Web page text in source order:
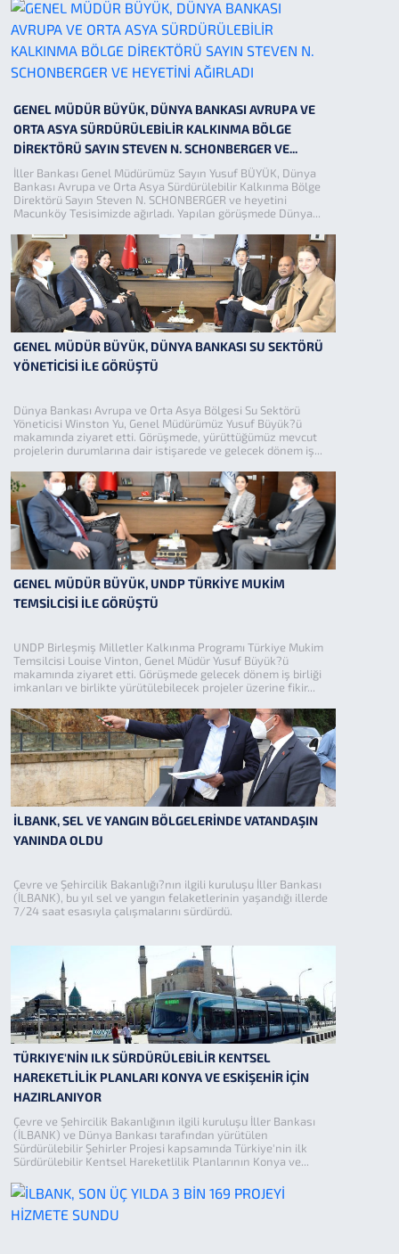
GENEL MÜDÜR BÜYÜK, DÜNYA BANKASI AVRUPA VE
ORTA ASYA SÜRDÜRÜLEBİLİR KALKINMA BÖLGE
DİREKTÖRÜ SAYIN STEVEN N. SCHONBERGER VE...
İller Bankası Genel Müdürümüz Sayın Yusuf BÜYÜK, Dünya
Bankası Avrupa ve Orta Asya Sürdürülebilir Kalkınma Bölge
Direktörü Sayın Steven N. SCHONBERGER ve heyetini
Macunköy Tesisimizde ağırladı. Yapılan görüşmede Dünya...
GENEL MÜDÜR BÜYÜK, DÜNYA BANKASI SU SEKTÖRÜ
YÖNETİCİSİ İLE GÖRÜŞTÜ
Dünya Bankası Avrupa ve Orta Asya Bölgesi Su Sektörü
Yöneticisi Winston Yu, Genel Müdürümüz Yusuf Büyük?ü
makamında ziyaret etti. Görüşmede, yürüttüğümüz mevcut
projelerin durumlarına dair istişarede ve gelecek dönem iş...
GENEL MÜDÜR BÜYÜK, UNDP TÜRKİYE MUKİM
TEMSİLCİSİ İLE GÖRÜŞTÜ
UNDP Birleşmiş Milletler Kalkınma Programı Türkiye Mukim
Temsilcisi Louise Vinton, Genel Müdür Yusuf Büyük?ü
makamında ziyaret etti. Görüşmede gelecek dönem iş birliği
imkanları ve birlikte yürütülebilecek projeler üzerine fikir...
İLBANK, SEL VE YANGIN BÖLGELERİNDE VATANDAŞIN
YANINDA OLDU
Çevre ve Şehircilik Bakanlığı?nın ilgili kuruluşu İller Bankası
(İLBANK), bu yıl sel ve yangın felaketlerinin yaşandığı illerde
7/24 saat esasıyla çalışmalarını sürdürdü.
TÜRKIYE'NİN ILK SÜRDÜRÜLEBİLİR KENTSEL
HAREKETLİLİK PLANLARI KONYA VE ESKİŞEHİR İÇİN
HAZIRLANIYOR
Çevre ve Şehircilik Bakanlığının ilgili kuruluşu İller Bankası
(İLBANK) ve Dünya Bankası tarafından yürütülen
Sürdürülebilir Şehirler Projesi kapsamında Türkiye'nin ilk
Sürdürülebilir Kentsel Hareketlilik Planlarının Konya ve...